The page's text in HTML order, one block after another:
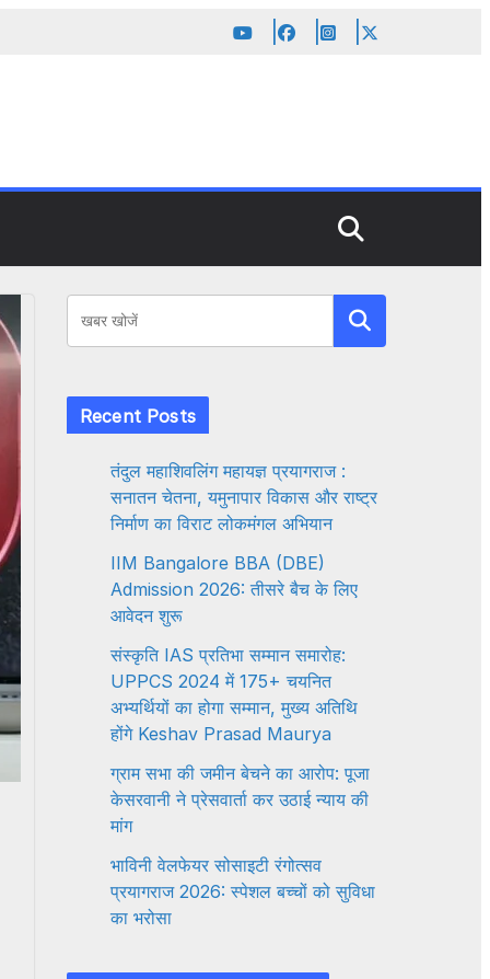
Search
Recent Posts
तंदुल महाशिवलिंग महायज्ञ प्रयागराज :
सनातन चेतना, यमुनापार विकास और राष्ट्र
निर्माण का विराट लोकमंगल अभियान
IIM Bangalore BBA (DBE)
Admission 2026: तीसरे बैच के लिए
आवेदन शुरू
संस्कृति IAS प्रतिभा सम्मान समारोह:
UPPCS 2024 में 175+ चयनित
अभ्यर्थियों का होगा सम्मान, मुख्य अतिथि
होंगे Keshav Prasad Maurya
ग्राम सभा की जमीन बेचने का आरोप: पूजा
केसरवानी ने प्रेसवार्ता कर उठाई न्याय की
मांग
भाविनी वेलफेयर सोसाइटी रंगोत्सव
प्रयागराज 2026: स्पेशल बच्चों को सुविधा
का भरोसा